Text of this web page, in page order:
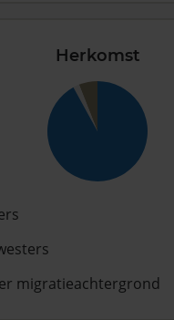
Herkomst
migratieachtergrond